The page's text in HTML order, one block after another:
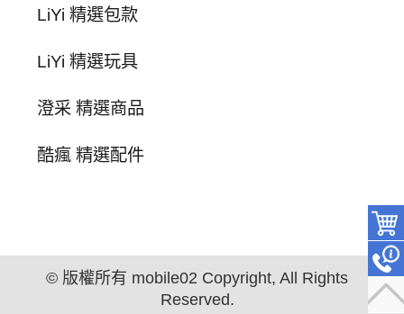
LiYi 精選包款
LiYi 精選玩具
澄采 精選商品
酷瘋 精選配件
© 版權所有 mobile02 Copyright, All Rights
Reserved.